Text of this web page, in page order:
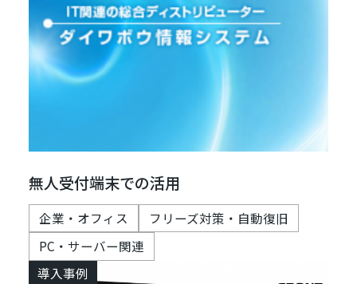
無人受付端末での活用
企業・オフィス
フリーズ対策・自動復旧
PC・サーバー関連
導入事例